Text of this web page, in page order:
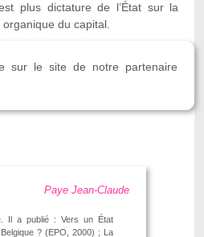
plus dictature de l’État sur la
du capital.
sur le site de notre partenaire
Paye Jean-Claude
Il a publié : Vers un État
? (EPO, 2000) ; La